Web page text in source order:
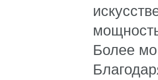
Более